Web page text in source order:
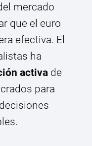
mercado
que el euro
efectiva. El
ha
activa de
para